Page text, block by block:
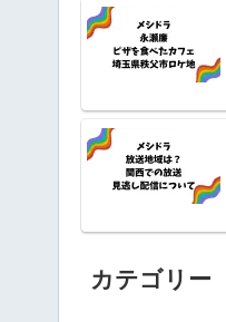
カテゴリー